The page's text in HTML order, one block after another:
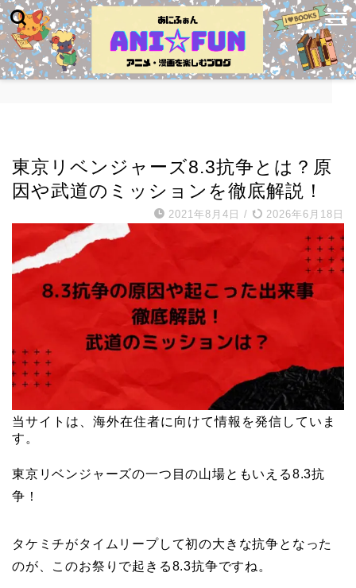
東京リベンジャーズ8.3抗争とは？原
因や武道のミッションを徹底解説！
2021年8月4日 / 2026年6月18日
当サイトは、海外在住者に向けて情報を発信していま
す。
東京リベンジャーズの一つ目の山場ともいえる8.3抗
争！
タケミチがタイムリープして初の大きな抗争となった
のが、このお祭りで起きる8.3抗争ですね。